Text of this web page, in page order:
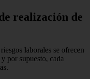
realización de
laborales se ofrecen
por supuesto, cada